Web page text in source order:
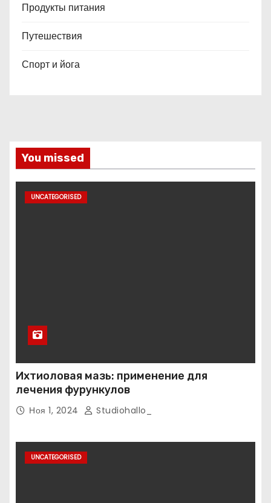
Продукты питания
Путешествия
Спорт и йога
You missed
UNCATEGORISED
Ихтиоловая мазь: применение для
лечения фурункулов
Ноя 1, 2024 Studiohallo_
UNCATEGORISED